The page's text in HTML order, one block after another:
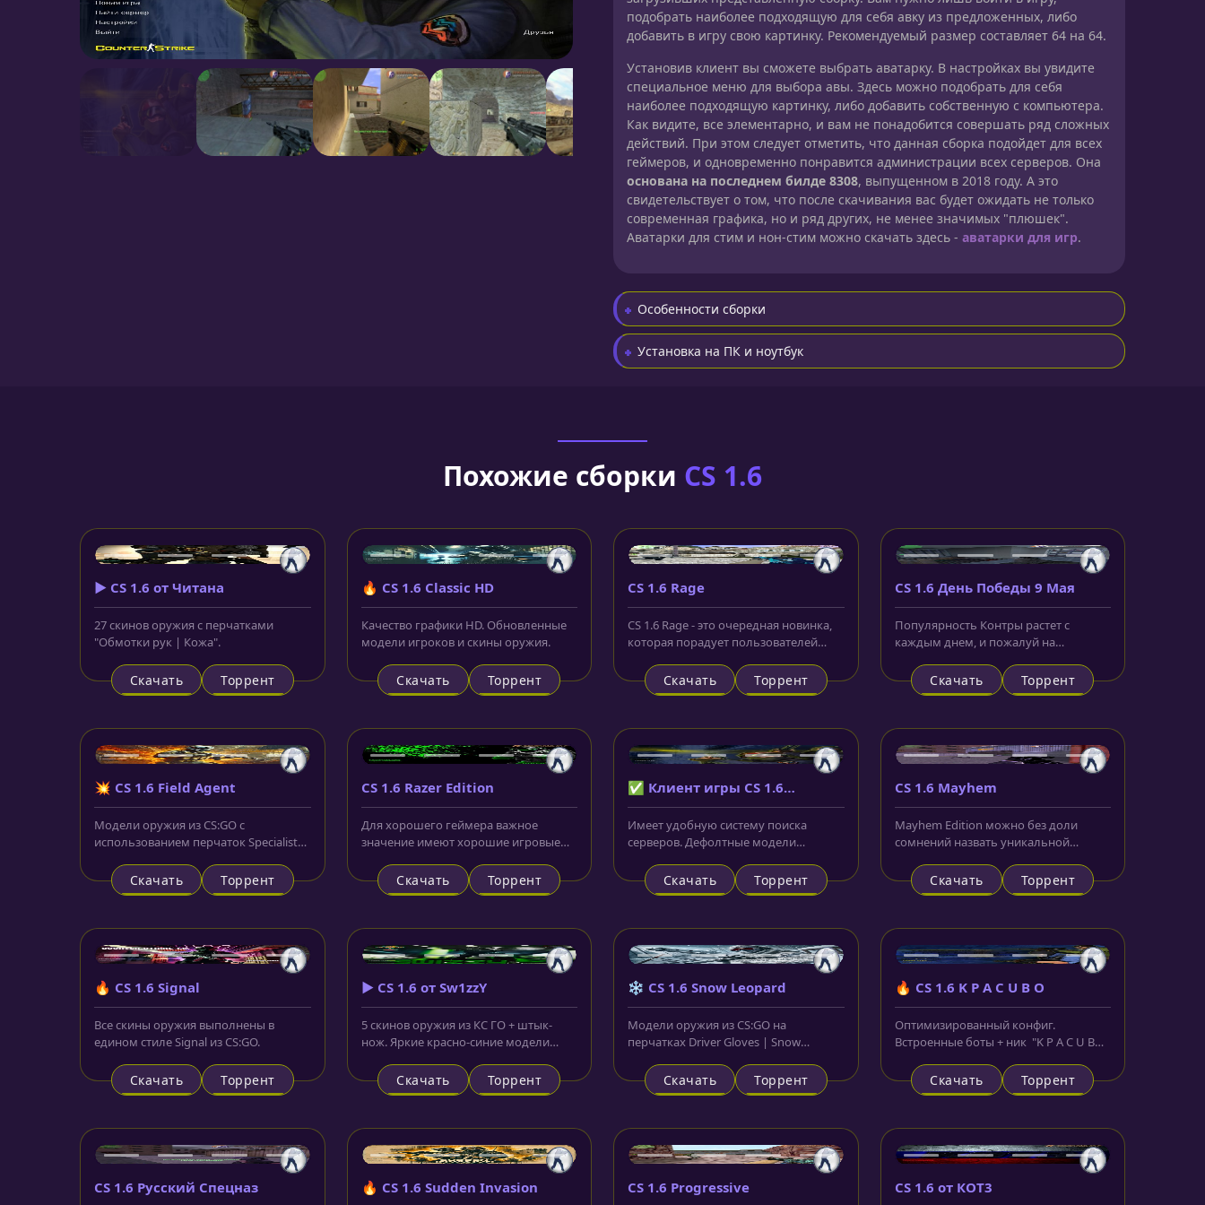
подобрать наиболее подходящую для себя авку из предложенных, либо
добавить в игру свою картинку. Рекомендуемый размер составляет 64 на 64.
Установив клиент вы сможете выбрать аватарку. В настройках вы увидите
специальное меню для выбора авы. Здесь можно подобрать для себя
наиболее подходящую картинку, либо добавить собственную с компьютера.
Как видите, все элементарно, и вам не понадобится совершать ряд сложных
действий. При этом следует отметить, что данная сборка подойдет для всех
геймеров, и одновременно понравится администрации всех серверов. Она
основана на последнем билде 8308, выпущенном в 2018 году. А это
свидетельствует о том, что после скачивания вас будет ожидать не только
современная графика, но и ряд других, не менее значимых "плюшек".
Аватарки для стим и нон-стим можно скачать здесь - аватарки для игр.
Особенности сборки
Установка на ПК и ноутбук
Похожие сборки CS 1.6
▶️ CS 1.6 от Читана
27 скинов оружия с перчатками
"Обмотки рук | Кожа".
Скачать Торрент
🔥 CS 1.6 Classic HD
Качество графики HD. Обновленные
модели игроков и скины оружия.
Скачать Торрент
CS 1.6 Rage
CS 1.6 Rage - это очередная новинка,
которая порадует пользователей
Скачать Торрент
CS 1.6 День Победы 9 Мая
Популярность Контры растет с
каждым днем, и пожалуй на
не слышал о
Скачать Торрент
💥 CS 1.6 Field Agent
Модели оружия из CS:GO с
использованием перчаток Specialist
Скачать Торрент
CS 1.6 Razer Edition
Для хорошего геймера важное
значение имеют хорошие игровые
клавиатуры –
Скачать Торрент
✅ Клиент игры CS 1.6
(GSClient)
Имеет удобную систему поиска
серверов. Дефолтные модели
Скачать Торрент
CS 1.6 Mayhem
Mayhem Edition можно без доли
сомнений назвать уникальной
именноСкачать Торрент
🔥 CS 1.6 Signal
Все скины оружия выполнены в
едином стиле Signal из CS:GO.
Скачать Торрент
▶️ CS 1.6 от Sw1zzY
5 скинов оружия из КС ГО + штык-
нож. Яркие красно-синие модели
Скачать Торрент
❄️ CS 1.6 Snow Leopard
Модели оружия из CS:GO на
перчатках Driver Gloves | Snow
Скачать Торрент
🔥 CS 1.6 K P A C U B O
Оптимизированный конфиг.
Встроенные боты + ник "K P A C U B
Скачать Торрент
CS 1.6 Русский Спецназ 🔥 CS 1.6 Sudden Invasion CS 1.6 Progressive CS 1.6 от КОТ3